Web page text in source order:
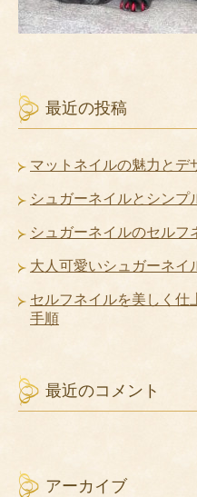
最近の投稿
マットネイルの魅力とデ
シュガーネイルとシンプ
シュガーネイルのセルフ
大人可愛いシュガーネイ
セルフネイルを美しく仕
手順
最近のコメント
アーカイブ